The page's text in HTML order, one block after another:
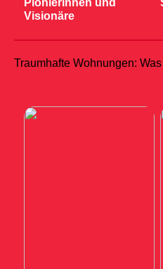
Pionierinnen und
Visionäre
Traumhafte Wohnungen: